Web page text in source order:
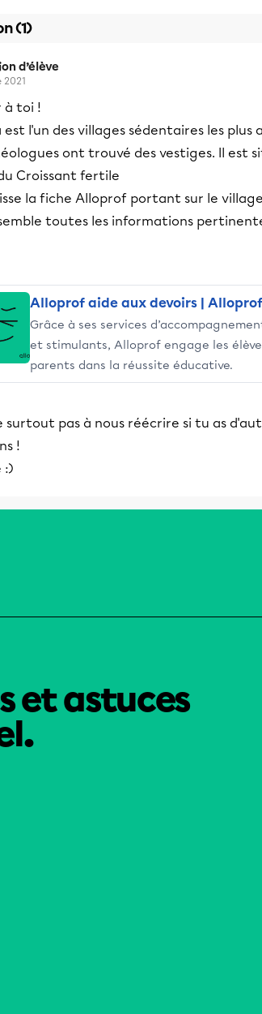
(1)
d’élève
à toi !
est l'un des villages sédentaires les plus
ont trouvé des vestiges. Il est
Croissant fertile
la fiche Alloprof portant sur le
toutes les informations
Alloprof aide aux devoirs | Alloprof
Grâce à ses services
et stimulants, Alloprof engage les
parents dans la réussite éducative.
surtout pas à nous réécrire si tu as
!
:)
et astuces